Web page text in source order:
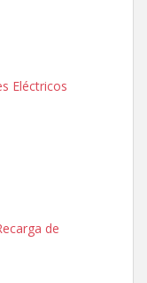
Eléctricos
de